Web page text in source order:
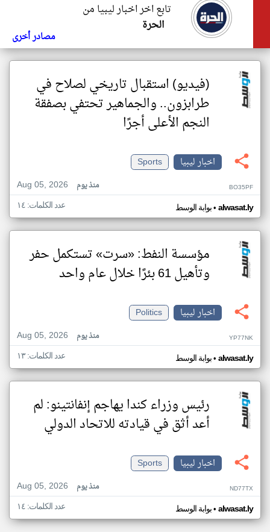
تابع اخر اخبار ليبيا من
الحرة
مصادر أخرى
(فيديو) استقبال تاريخي لصلاح في
طرابزون.. والجماهير تحتفي بصفقة
النجم الأعلى أجرًا
اخبار ليبيا
Sports
Aug 05, 2026
منذ يوم BO35PF
بوابة الوسط• alwasat.ly عدد الكلمات: ١٤
مؤسسة النفط: «سرت» تستكمل حفر
وتأهيل 61 بئرًا خلال عام واحد
اخبار ليبيا
Politics
Aug 05, 2026
منذ يوم YP77NK
بوابة الوسط• alwasat.ly عدد الكلمات: ١٣
رئيس وزراء كندا يهاجم إنفانتينو: لم
أعد أثق في قيادته للاتحاد الدولي
اخبار ليبيا
Sports
Aug 05, 2026
منذ يوم ND77TX
بوابة الوسط• alwasat.ly عدد الكلمات: ١٤